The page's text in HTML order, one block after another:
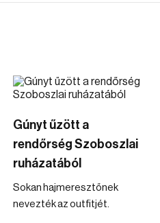
Gúnyt űzött a
rendőrség Szoboszlai
ruházatából
Sokan hajmeresztőnek
nevezték az outfitjét.